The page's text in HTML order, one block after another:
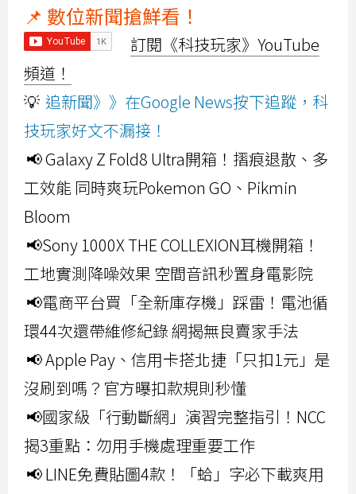
📌 數位新聞搶鮮看！
訂閱《科技玩家》YouTube
頻道！
💡 追新聞》》在Google News按下追蹤，科
技玩家好文不漏接！
📢 Galaxy Z Fold8 Ultra開箱！摺痕退散、多
工效能 同時爽玩Pokemon GO、Pikmin
Bloom
📢Sony 1000X THE COLLEXION耳機開箱！
工地實測降噪效果 空間音訊秒置身電影院
📢電商平台買「全新庫存機」踩雷！電池循
環44次還帶維修紀錄 網揭無良賣家手法
📢 Apple Pay、信用卡搭北捷「只扣1元」是
沒刷到嗎？官方曝扣款規則秒懂
📢國家級「行動斷網」演習完整指引！NCC
揭3重點：勿用手機處理重要工作
📢 LINE免費貼圖4款！「蛤」字必下載爽用